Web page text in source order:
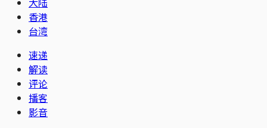
香港
台湾
速递
解读
评论
播客
影音